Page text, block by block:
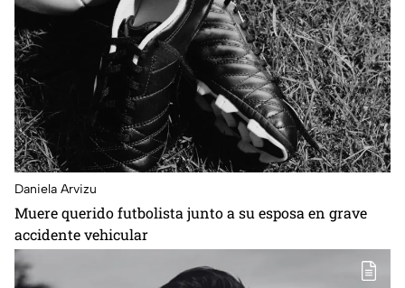
Daniela Arvizu
Muere querido futbolista junto a su esposa en grave
accidente vehicular